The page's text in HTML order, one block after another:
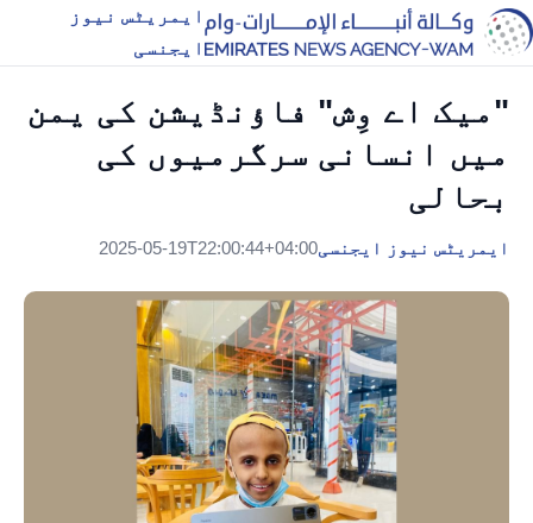
ایمریٹس نیوز
ایجنسی
"میک اے وِش" فاؤنڈیشن کی یمن
میں انسانی سرگرمیوں کی
بحالی
ایمریٹس نیوز ایجنسی2025-05-19T22:00:44+04:00